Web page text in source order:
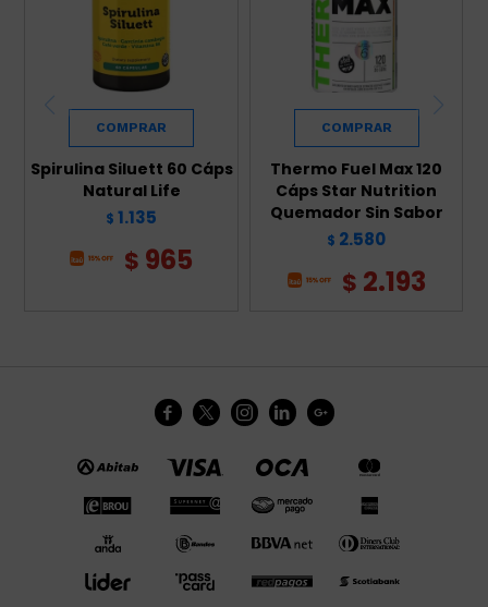
Spirulina Siluett 60 Cáps
Natural Life
$ 1.135
$ 965
Thermo Fuel Max 120
Cáps Star Nutrition
Quemador Sin Sabor
$ 2.580
$ 2.193
    